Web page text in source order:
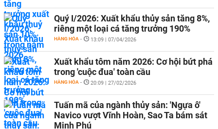
Quý I/2026: Xuất khẩu thủy sản tăng 8%,
riêng một loại cá tăng trưởng 190%
HÀNG HÓA - 13:09 | 07/04/2026
Xuất khẩu tôm năm 2026: Cơ hội bứt phá
trong 'cuộc đua' toàn cầu
HÀNG HÓA - 20:09 | 27/02/2026
Tuấn mã của ngành thủy sản: 'Ngựa ô'
Navico vượt Vĩnh Hoàn, Sao Ta bám sát
Minh Phú